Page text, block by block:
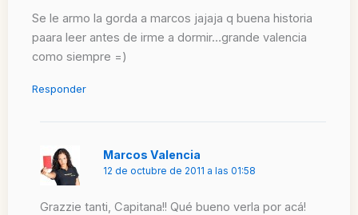
Se le armo la gorda a marcos jajaja q buena historia
paara leer antes de irme a dormir…grande valencia
como siempre =)
Responder
Marcos Valencia
12 de octubre de 2011 a las 01:58
Grazzie tanti, Capitana!! Qué bueno verla por acá!